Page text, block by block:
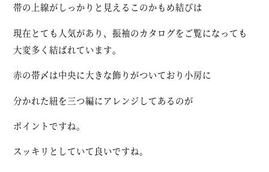
帯の上線がしっかりと見えるこのかもめ結びは
現在とても人気があり、振袖のカタログをご覧になっても
大変多く結ばれています。
赤の帯〆は中央に大きな飾りがついており小房に
分かれた紐を三つ編にアレンジしてあるのが
ポイントですね。
スッキリとしていて良いですね。